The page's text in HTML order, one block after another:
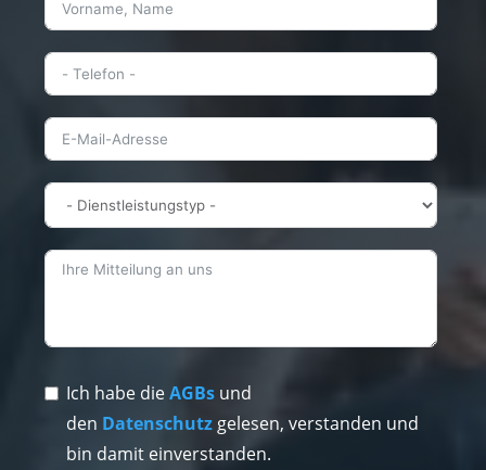
Ich habe dieAGBs und
den Datenschutzgelesen, verstanden und
bin damit einverstanden.